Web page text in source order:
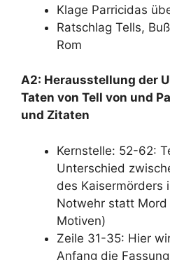
Klage Parricidas
Ratschlag Tells,
Rom
A2: Herausstellung der
Taten von Tell von und
und Zitaten
Kernstelle: 52-62:
Unterschied
des Kaisermörders
Notwehr statt Mord
Motiven)
Zeile 31-35: Hier
Anfang die